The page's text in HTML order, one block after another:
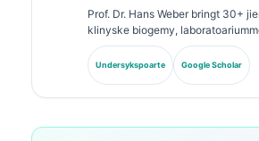
Prof. Dr. Hans Weber bringt 30+
klinyske biogemy,
biomarkerûndersyk. Eardere
Genoatskip foar Klinyske
spesjalisearret him yn analyse fan
Undersykspoarte Google Scholar